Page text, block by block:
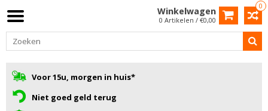
0
Winkelwagen
0 Artikelen / €0,00
Voor 15u, morgen in huis*
Niet goed geld terug